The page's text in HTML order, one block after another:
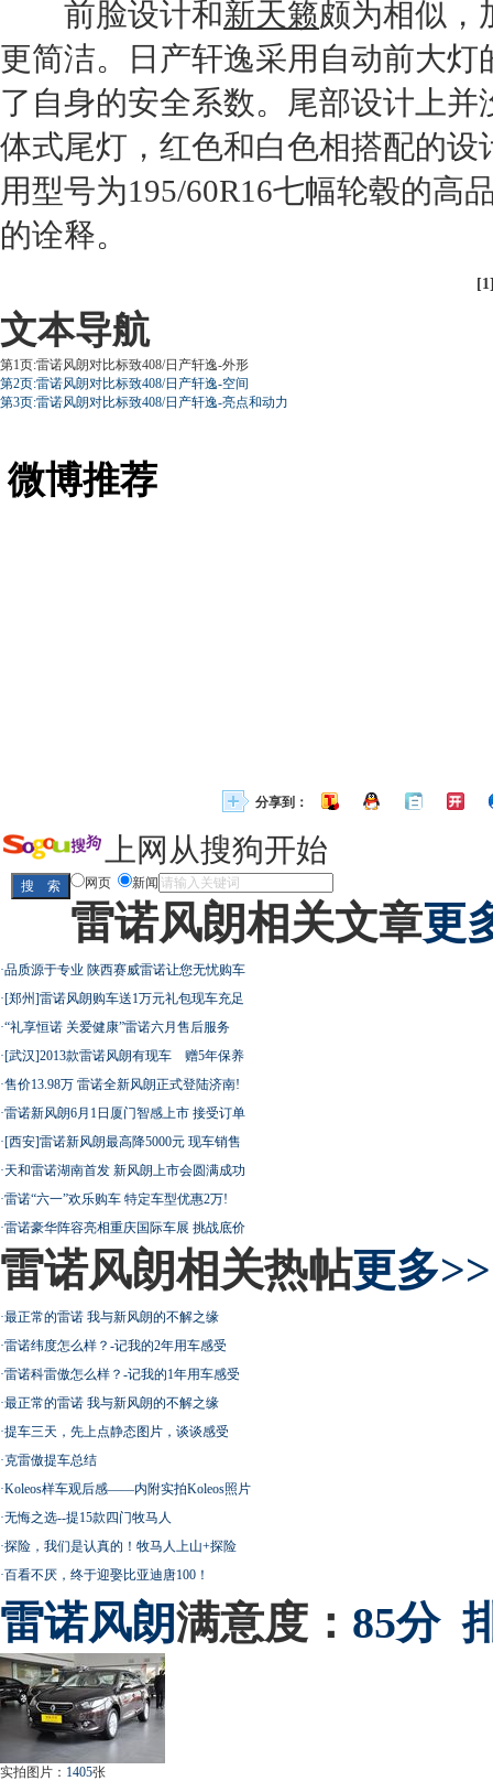
前脸设计和新天籁颇为相似，
更简洁。
日产轩逸采用自动前大灯
了自身的安全系数。尾部设计上
体式尾灯，红色和白色相搭配的
用型号为195/60R16七幅轮毂的高
的诠释。
文本导航
第1页:雷诺风朗对比标致408/日产轩逸-外形
第2页:雷诺风朗对比标致408/日产轩逸-空间
第3页:雷诺风朗对比标致408/日产轩逸-亮点和动力
微博推荐
分享到：
上网从搜狗开始
网页 新闻
雷诺风朗相关文章更
·品质源于专业 陕西赛威雷诺让您无忧购车
·[郑州]雷诺风朗购车送1万元礼包现车充足
·“礼享恒诺 关爱健康”雷诺六月售后服务
·[武汉]2013款雷诺风朗有现车 赠5年保养
·售价13.98万 雷诺全新风朗正式登陆济南!
·雷诺新风朗6月1日厦门智感上市 接受订单
·[西安]雷诺新风朗最高降5000元 现车销售
·天和雷诺湖南首发 新风朗上市会圆满成功
·雷诺“六一”欢乐购车 特定车型优惠2万!
·雷诺豪华阵容亮相重庆国际车展 挑战底价
雷诺风朗相关热帖更多>>
·最正常的雷诺 我与新风朗的不解之缘
·雷诺纬度怎么样？-记我的2年用车感受
·雷诺科雷傲怎么样？-记我的1年用车感受
·最正常的雷诺 我与新风朗的不解之缘
·提车三天，先上点静态图片，谈谈感受
·克雷傲提车总结
·Koleos样车观后感——内附实拍Koleos照片
·无悔之选--提15款四门牧马人
·探险，我们是认真的！牧马人上山+探险
·百看不厌，终于迎娶比亚迪唐100！
雷诺风朗满意度： 85分
实拍图片： 1405张